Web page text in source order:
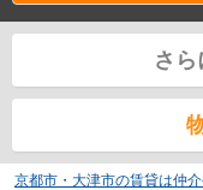
さ
京都市・大津市の賃貸は仲